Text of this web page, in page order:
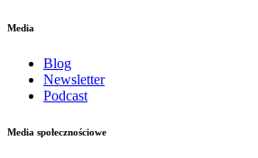
Media
Blog
Newsletter
Podcast
Media społecznościowe